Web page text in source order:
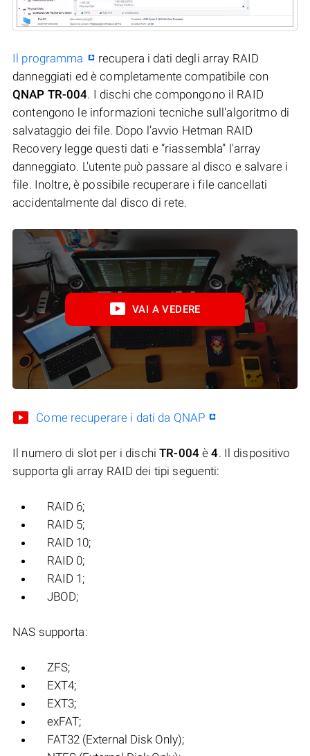
Il programma
recupera i dati degli array RAID
danneggiati ed è completamente compatibile con
QNAP TR-004. I dischi che compongono il RAID
contengono le informazioni tecniche sull'algoritmo di
salvataggio dei file. Dopo l’avvio Hetman RAID
Recovery legge questi dati e “riassembla” l'array
danneggiato. L'utente può passare al disco e salvare i
file. Inoltre, è possibile recuperare i file cancellati
accidentalmente dal disco di rete.
VAI A VEDERE
Come recuperare i dati da QNAP
Il numero di slot per i dischiTR-004è4. Il dispositivo
supporta gli array RAID dei tipi seguenti:
RAID 6;
RAID 5;
RAID 10;
RAID 0;
RAID 1;
JBOD;
NAS supporta:
ZFS;
EXT4;
EXT3;
exFAT;
FAT32 (External Disk Only);